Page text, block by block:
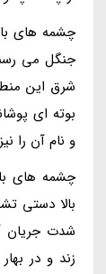
چشمه های
جنگل می
شرق این
بوته ای
و نام آن را
چشمه های
بالا دستی
شدت جریان
زند و در